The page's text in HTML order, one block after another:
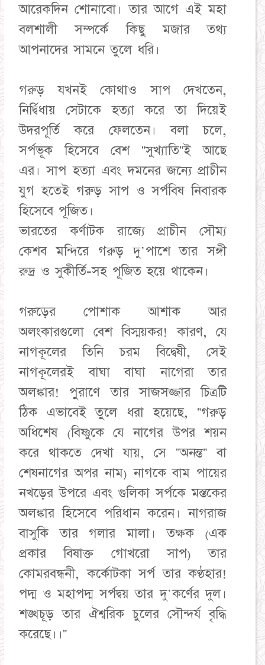
আরেকদিন শোনাবো। তার আগে এই মহা
বলশালী সম্পর্কে কিছু মজার তথ্য
আপনাদের সামনে তুলে ধরি।
গরুড় যখনই কোথাও সাপ দেখতেন,
নির্দ্বিধায় সেটাকে হত্যা করে তা দিয়েই
উদরপূর্তি করে ফেলতেন। বলা চলে,
সর্পভূক হিসেবে বেশ "সুখ্যাতি"ই আছে
এর। সাপ হত্যা এবং দমনের জন্যে প্রাচীন
যুগ হতেই গরুড় সাপ ও সর্পবিষ নিবারক
হিসেবে পূজিত।
ভারতের কর্ণাটক রাজ্যে প্রাচীন সৌম্য
কেশব মন্দিরে গরুড় দু'পাশে তার সঙ্গী
রুদ্র ও সুকীর্তি-সহ পূজিত হয়ে থাকেন।
গরুড়ের পোশাক আশাক আর
অলংকারগুলো বেশ বিস্ময়কর! কারণ, যে
নাগকূলের তিনি চরম বিদ্বেষী, সেই
নাগকূলেরই বাঘা বাঘা নাগেরা তার
অলঙ্কার! পুরাণে তার সাজসজ্জার চিত্রটি
ঠিক এভাবেই তুলে ধরা হয়েছে, "গরুড়
অধিশেষ (বিষ্ণুকে যে নাগের উপর শয়ন
করে থাকতে দেখা যায়, সে "অনন্ত" বা
শেষনাগের অপর নাম) নাগকে বাম পায়ের
নখড়ের উপরে এবং গুলিকা সর্পকে মস্তকের
অলঙ্কার হিসেবে পরিধান করেন। নাগরাজ
বাসুকি তার গলার মালা। তক্ষক (এক
প্রকার বিষাক্ত গোখরো সাপ) তার
কোমরবন্ধনী, কর্কোটকা সর্প তার কণ্ঠহার!
পদ্ম ও মহাপদ্ম সর্পদ্বয় তার দু'কর্ণের দুল।
শঙ্খচূড় তার ঐশ্বরিক চুলের সৌন্দর্য বৃদ্ধি
করেছে।।"